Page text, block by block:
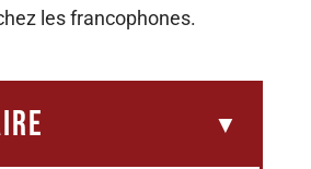
les francophones.